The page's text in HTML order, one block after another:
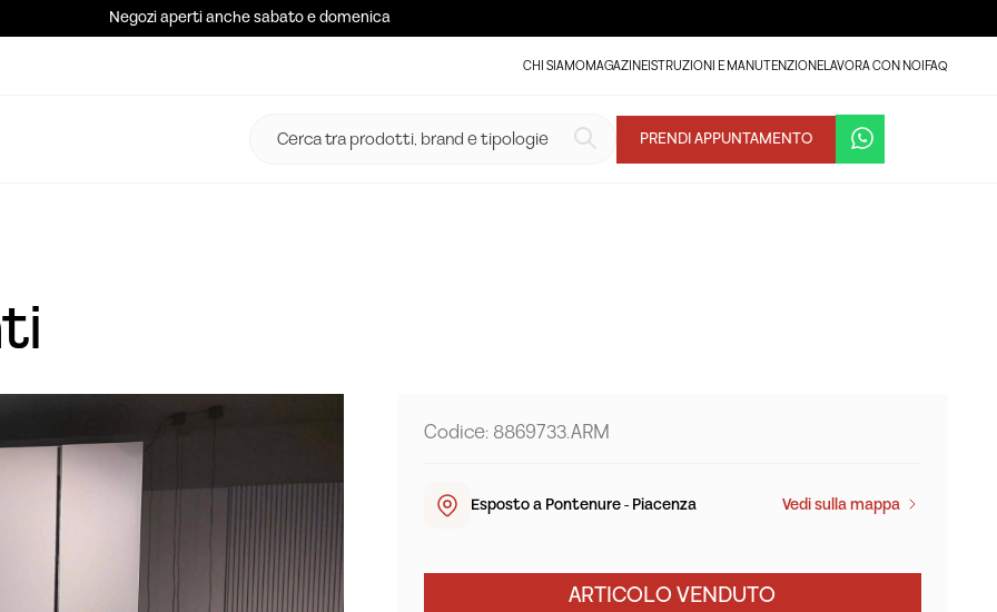
Negozi aperti anche sabato e domenica
CHI SIAMOMAGAZINEISTRUZIONI E MANUTENZIONELAVORA CON NOIFAQ
PRENDI APPUNTAMENTO
Codice: 8869733.ARM
Esposto a Pontenure - Piacenza Vedi sulla mappa
ARTICOLO VENDUTO